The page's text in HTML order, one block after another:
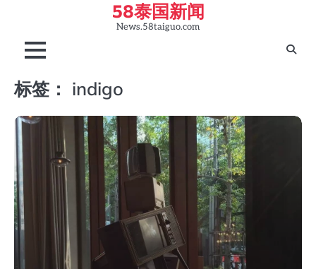
content
58泰国新闻
News.58taiguo.com
标签： indigo